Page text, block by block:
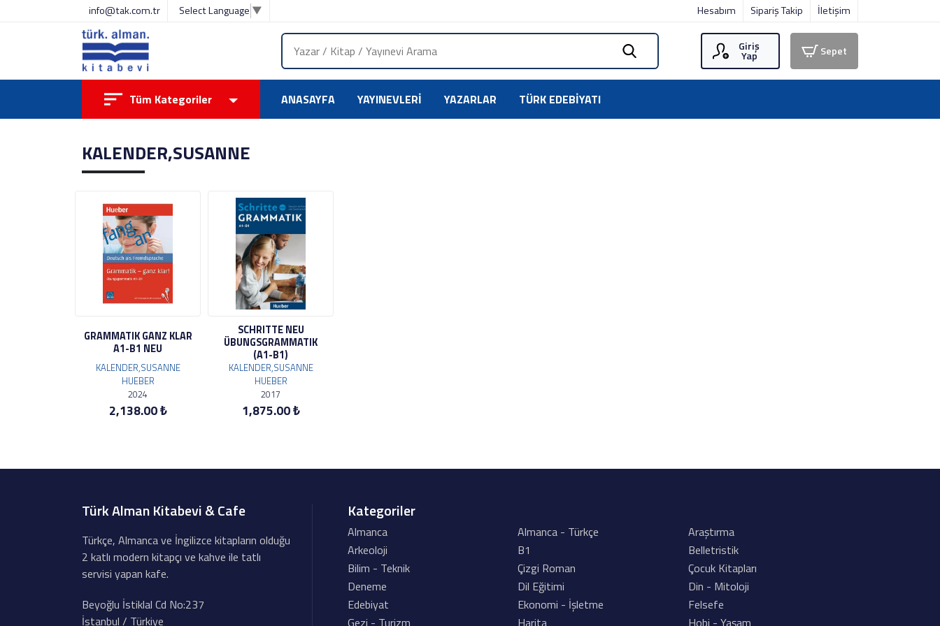
info@tak.com.tr Select Language ▼ Hesabım Sipariş Takip İletişim
Giriş
Yap Sepet
Tüm Kategoriler ANASAYFA YAYINEVLERI YAZARLAR TÜRK EDEBIYATI
KALENDER,SUSANNE
GRAMMATIK GANZ KLAR
A1-B1 NEU
KALENDER,SUSANNE
HUEBER
2024
2,138.00 ₺
SCHRITTE NEU
ÜBUNGSGRAMMATIK
(A1-B1)
KALENDER,SUSANNE
HUEBER
2017
1,875.00 ₺
Kategoriler
Almanca Almanca - Türkçe
Araştırma
Arkeoloji
B1
Belletristik
Bilim - Teknik
Çizgi Roman
Çocuk Kitapları
Deneme
Dil Eğitimi
Din - Mitoloji
Edebiyat
Ekonomi - İşletme
Felsefe
Gezi - Turizm
Harita Hobi - Yaşam
Türk Alman Kitabevi & Cafe
Türkçe, Almanca ve İngilizce kitapların olduğu
2 katlı modern kitapçı ve kahve ile tatlı
servisi yapan kafe.
Beyoğlu İstiklal Cd No:237
İstanbul / Türkiye